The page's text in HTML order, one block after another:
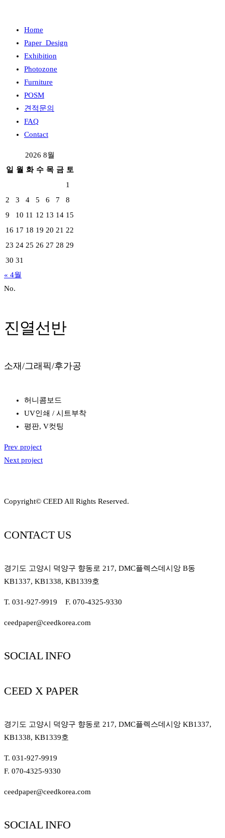
Home
Paper_Design
Exhibition
Photozone
Furniture
POSM
견적문의
FAQ
Contact
2026 8월
일 월 화 수 목 금 토
1
2
3 4 5 6 7
8
9
10 11 12 13 14 15
16 17 18 19 20 21 22
23 24 25 26 27 28 29
30 31
« 4월
No.
진열선반
소재/그래픽/후가공
허니콤보드
UV인쇄 / 시트부착
평판, V컷팅
Prev project
Next project
Copyright© CEED All Rights Reserved.
CONTACT US
경기도 고양시 덕양구 향동로 217, DMC플렉스데시앙 B동
KB1337, KB1338, KB1339호
T. 031-927-9919 F. 070-4325-9330
ceedpaper@ceedkorea.com
SOCIAL INFO
CEED X PAPER
경기도 고양시 덕양구 향동로 217, DMC플렉스데시앙 KB1337,
KB1338, KB1339호
T. 031-927-9919
F. 070-4325-9330
ceedpaper@ceedkorea.com
SOCIAL INFO